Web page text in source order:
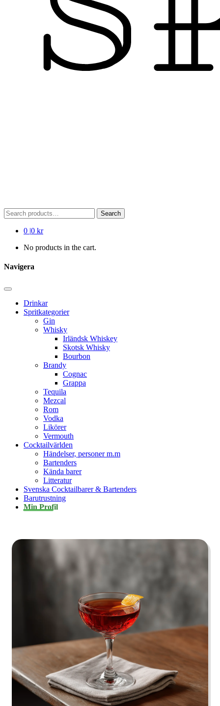
Search
for:
Search
0 |0 kr
No products in the cart.
Navigera
Drinkar
Spritkategorier
Gin
Whisky
Irländsk Whiskey
Skotsk Whisky
Bourbon
Brandy
Cognac
Grappa
Tequila
Mezcal
Rom
Vodka
Likörer
Vermouth
Cocktailvärlden
Händelser, personer m.m
Bartenders
Kända barer
Litteratur
Svenska Cocktailbarer & Bartenders
Barutrustning
Min Profil